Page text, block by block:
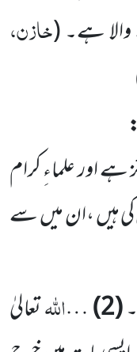
ہے۔(خازن،
ہے اور علماءِ کرام
ہیں،ان میںسے
(
2
)
…اللّٰہتعالیٰ